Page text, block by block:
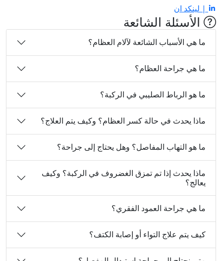
| لينكد ان
الأسئلة الشائعة
ما هي الأسباب الشائعة لآلام العظام؟
ما هي جراحة العظام؟
ما هو الرباط الصليبي في الركبة؟
ماذا يحدث في حالة كسر العظام؟ وكيف يتم العلاج؟
ما هو التهاب المفاصل؟ وهل يحتاج إلى جراحة؟
ماذا يحدث إذا تم تمزق الغضروف في الركبة؟ وكيف
يعالج؟
ما هي جراحة العمود الفقري؟
كيف يتم علاج التواء أو إصابة الكتف؟